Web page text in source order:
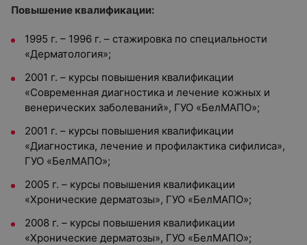
Повышение квалификации:
1995 г. – 1996 г. – стажировка по специальности
«Дерматология»;
2001 г. – курсы повышения квалификации
«Современная диагностика и лечение кожных и
венерических заболеваний», ГУО «БелМАПО»;
2001 г. – курсы повышения квалификации
«Диагностика, лечение и профилактика сифилиса»,
ГУО «БелМАПО»;
2005 г. – курсы повышения квалификации
«Хронические дерматозы», ГУО «БелМАПО»;
2008 г. – курсы повышения квалификации
«Хронические дерматозы», ГУО «БелМАПО»;